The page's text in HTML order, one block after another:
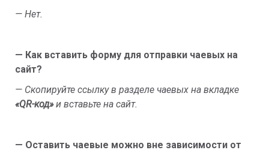
— Нет.
— Как вставить форму для отправки чаевых на
сайт?
— Скопируйте ссылку в разделе чаевых на вкладке
«QR-код»и вставьте на сайт.
— Оставить чаевые можно вне зависимости от